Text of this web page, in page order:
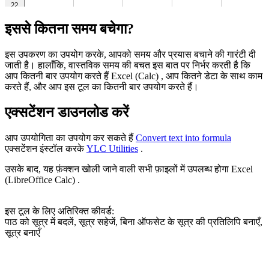
इससे कितना समय बचेगा?
इस उपकरण का उपयोग करके, आपको समय और प्रयास बचाने की गारंटी दी
जाती है। हालाँकि, वास्तविक समय की बचत इस बात पर निर्भर करती है कि
आप कितनी बार उपयोग करते हैं Excel (Calc) , आप कितने डेटा के साथ काम
करते हैं, और आप इस टूल का कितनी बार उपयोग करते हैं।
एक्सटेंशन डाउनलोड करें
आप उपयोगिता का उपयोग कर सकते हैं Convert text into formula
एक्सटेंशन इंस्टॉल करकेYLC Utilities .
उसके बाद, यह फ़ंक्शन खोली जाने वाली सभी फ़ाइलों में उपलब्ध होगा Excel
(LibreOffice Calc) .
इस टूल के लिए अतिरिक्त कीवर्ड:
पाठ को सूत्र में बदलें, सूत्र सहेजें, बिना ऑफसेट के सूत्र की प्रतिलिपि बनाएँ,
सूत्र बनाएँ